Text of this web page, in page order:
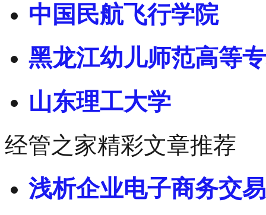
中国民航飞行学院
黑龙江幼儿师范高等
山东理工大学
经管之家精彩文章推荐
浅析企业电子商务交